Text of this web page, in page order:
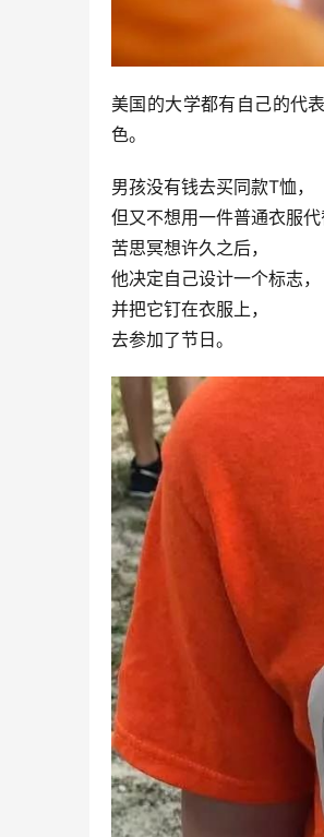
美国的大学都有自己的代
色。
男孩没有钱去买同款T恤，
但又不想用一件普通衣服代
苦思冥想许久之后，
他决定自己设计一个标志，
并把它钉在衣服上，
去参加了节日。